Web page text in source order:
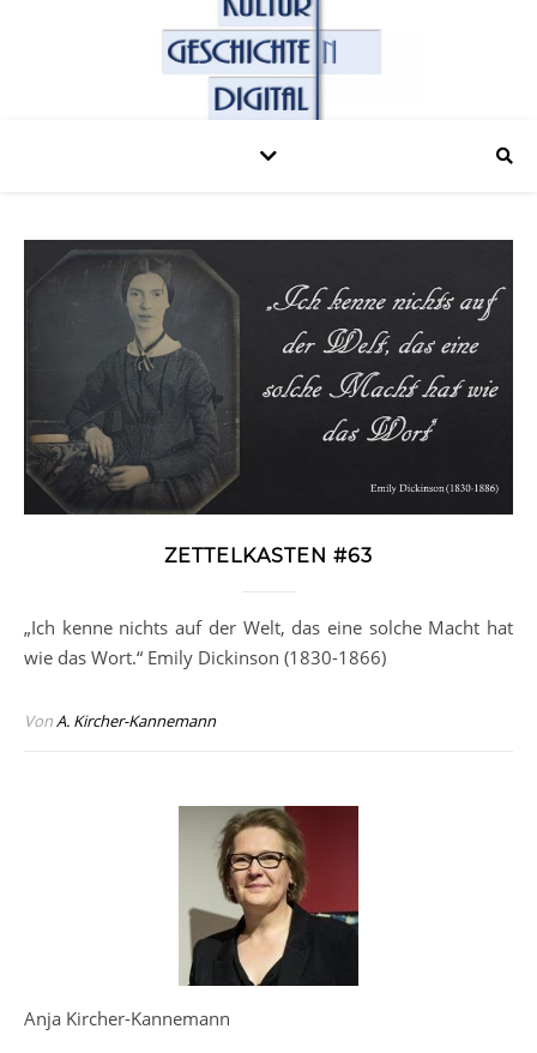
ZETTELKASTEN #63
„Ich kenne nichts auf der Welt, das eine solche Macht hat
wie das Wort.“ Emily Dickinson (1830-1866)
VonA. Kircher-Kannemann
Anja Kircher-Kannemann